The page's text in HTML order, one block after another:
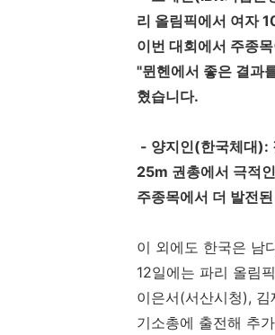
리 올림픽에서 여자
이번 대회에서 주종
"뮌헨에서 좋은 결과
혔습니다.
- 양지인(한국체대):
25m 권총에서 극적
주종목에서 더 발전
이 외에도 한국은 남
12일에는 파리 올림
이은서(서산시청),
기소총에 출전해 추